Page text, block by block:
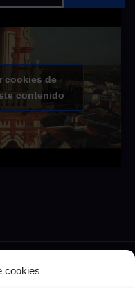
cookies
cookies de
contenido
Deportes